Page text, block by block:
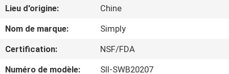
AU
SUJET
DE
Lieu d'origine:
Chine
Nom de marque:
Simply
Certification:
NSF/FDA
Numéro de modèle:
SII-SWB20207